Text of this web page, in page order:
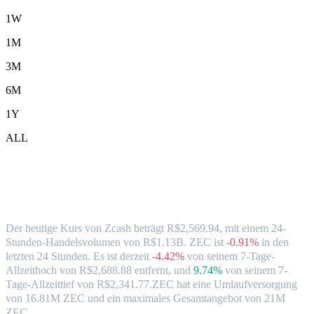
1W
1M
3M
6M
1Y
ALL
Der heutige Kurs von Zcash beträgt R$2,569.94, mit einem 24-
Stunden-Handelsvolumen von R$1.13B. ZEC ist -0.91% in den
letzten 24 Stunden. Es ist derzeit -4.42% von seinem 7-Tage-
Allzeithoch von R$2,688.88 entfernt, und 9.74% von seinem 7-
Tage-Allzeittief von R$2,341.77.ZEC hat eine Umlaufversorgung
von 16.81M ZEC und ein maximales Gesamtangebot von 21M